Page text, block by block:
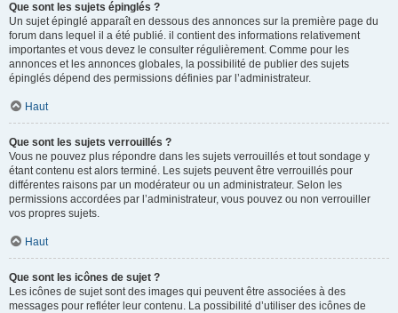
Que sont les sujets épinglés ?
Un sujet épinglé apparaît en dessous des annonces sur la première page du
forum dans lequel il a été publié. il contient des informations relativement
importantes et vous devez le consulter régulièrement. Comme pour les
annonces et les annonces globales, la possibilité de publier des sujets
épinglés dépend des permissions définies par l’administrateur.
Haut
Que sont les sujets verrouillés ?
Vous ne pouvez plus répondre dans les sujets verrouillés et tout sondage y
étant contenu est alors terminé. Les sujets peuvent être verrouillés pour
différentes raisons par un modérateur ou un administrateur. Selon les
permissions accordées par l’administrateur, vous pouvez ou non verrouiller
vos propres sujets.
Haut
Que sont les icônes de sujet ?
Les icônes de sujet sont des images qui peuvent être associées à des
messages pour refléter leur contenu. La possibilité d’utiliser des icônes de